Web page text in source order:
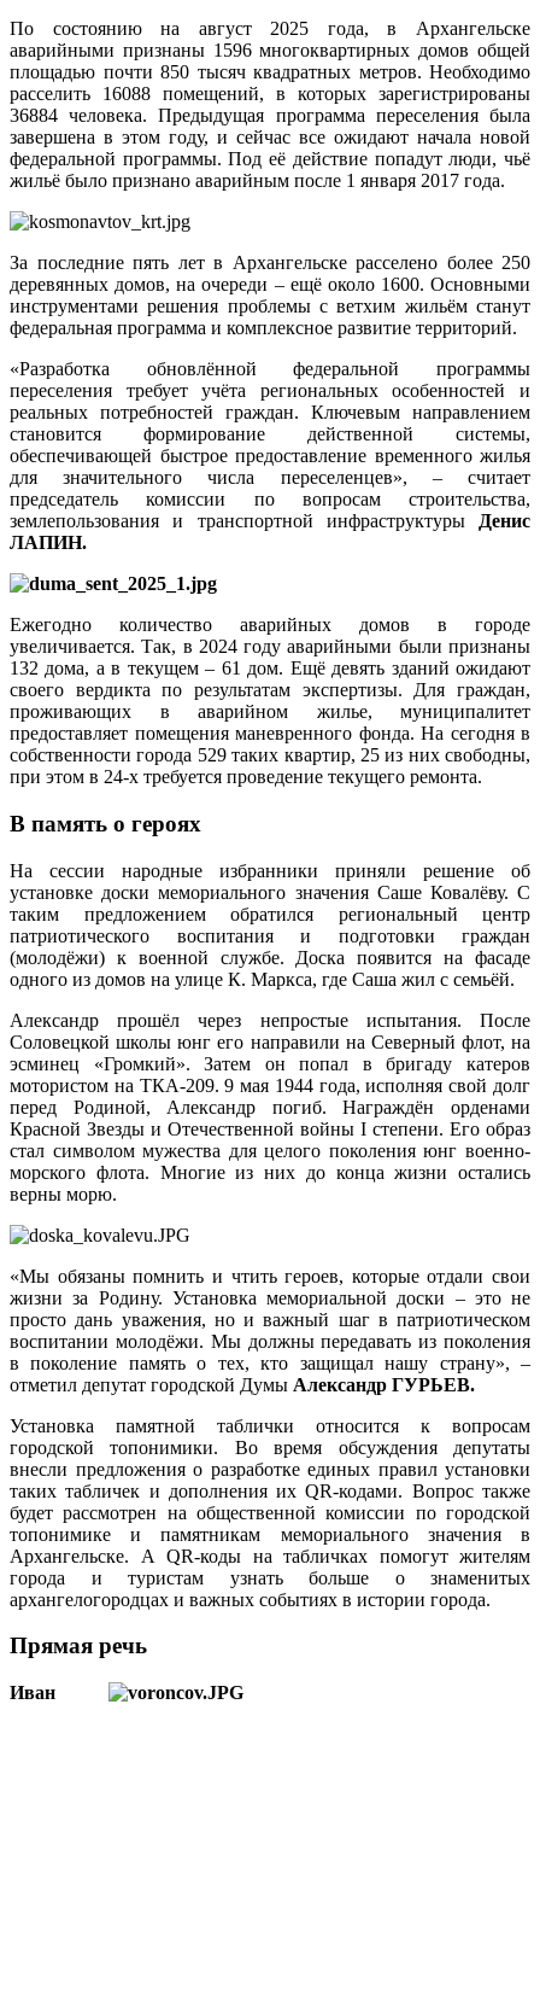
По состоянию на август 2025 года, в Архангельске
аварийными признаны 1596 многоквартирных домов общей
площадью почти 850 тысяч квадратных метров. Необходимо
расселить 16088 помещений, в которых зарегистрированы
36884 человека. Предыдущая программа переселения была
завершена в этом году, и сейчас все ожидают начала новой
федеральной программы. Под её действие попадут люди, чьё
жильё было признано аварийным после 1 января 2017 года.
За последние пять лет в Архангельске расселено более 250
деревянных домов, на очереди – ещё около 1600. Основными
инструментами решения проблемы с ветхим жильём станут
федеральная программа и комплексное развитие территорий.
«Разработка обновлённой федеральной программы
переселения требует учёта региональных особенностей и
реальных потребностей граждан. Ключевым направлением
становится формирование действенной системы,
обеспечивающей быстрое предоставление временного жилья
для значительного числа переселенцев», – считает
председатель комиссии по вопросам строительства,
землепользования и транспортной инфраструктуры
Денис
ЛАПИН.
Ежегодно количество аварийных домов в городе
увеличивается. Так, в 2024 году аварийными были признаны
132 дома, а в текущем – 61 дом. Ещё девять зданий ожидают
своего вердикта по результатам экспертизы. Для граждан,
проживающих в аварийном жилье, муниципалитет
предоставляет помещения маневренного фонда. На сегодня в
собственности города 529 таких квартир, 25 из них свободны,
при этом в 24‑х требуется проведение текущего ремонта.
В память о героях
На сессии народные избранники приняли решение об
установке доски мемориального значения Саше Ковалёву. С
таким предложением обратился региональный центр
патриотического воспитания и подготовки граждан
(молодёжи) к военной службе. Доска появится на фасаде
одного из домов на улице К. Маркса, где Саша жил с семьёй.
Александр прошёл через непростые испытания. После
Соловецкой школы юнг его направили на Северный флот, на
эсминец «Громкий». Затем он попал в бригаду катеров
мотористом на ТКА‑209. 9 мая 1944 года, исполняя свой долг
перед Родиной, Александр погиб. Награждён орденами
Красной Звезды и Отечественной войны I степени. Его образ
стал символом мужества для целого поколения юнг военно-
морского флота. Многие из них до конца жизни остались
верны морю.
«Мы обязаны помнить и чтить героев, которые отдали свои
жизни за Родину. Установка мемориальной доски – это не
просто дань уважения, но и важный шаг в патриотическом
воспитании молодёжи. Мы должны передавать из поколения
в поколение память о тех, кто защищал нашу страну», –
отметил депутат городской Думы Александр ГУРЬЕВ.
Установка памятной таблички относится к вопросам
городской топонимики. Во время обсуждения депутаты
внесли предложения о разработке единых правил установки
таких табличек и дополнения их QR-кодами. Вопрос также
будет рассмотрен на общественной комиссии по городской
топонимике и памятникам мемориального значения в
Архангельске. А QR-коды на табличках помогут жителям
города и туристам узнать больше о знаменитых
архангелогородцах и важных событиях в истории города.
Прямая речь
Иван